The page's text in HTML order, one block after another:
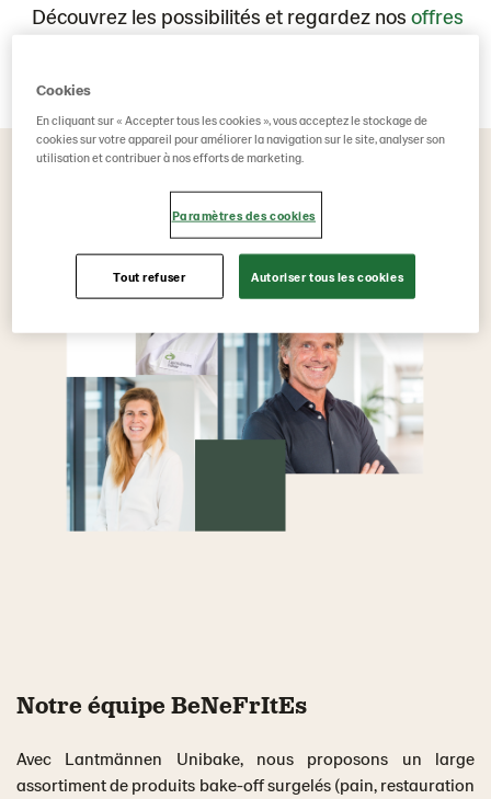
Découvrez les possibilités et regardez nos offres
Notre équipe BeNeFrItEs
Avec Lantmännen Unibake, nous proposons un large
assortiment de produits bake-off surgelés (pain, restauration
Cookies
En cliquant sur « Accepter tous les cookies », vous acceptez le stockage de
cookies sur votre appareil pour améliorer la navigation sur le site, analyser son
utilisation et contribuer à nos efforts de marketing.
Paramètres des cookies
Tout refuser Autoriser tous les cookies